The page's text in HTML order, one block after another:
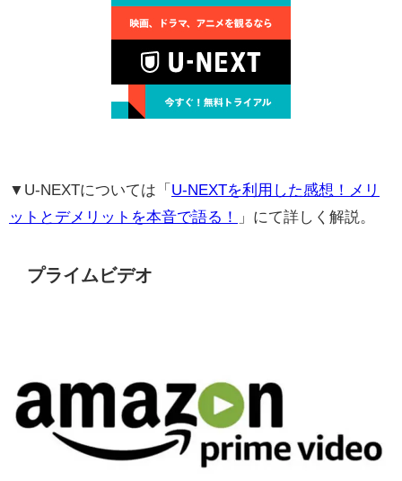
▼U-NEXTについては「 U-NEXTを利用した感想！メリ
ットとデメリットを本音で語る！
」にて詳しく解説。
プライムビデオ